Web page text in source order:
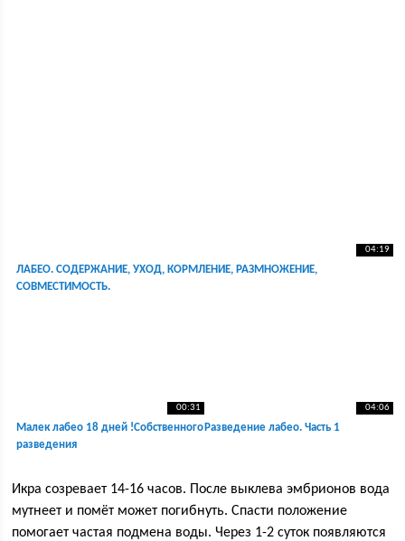
04:19
ЛАБЕО. СОДЕРЖАНИЕ, УХОД, КОРМЛЕНИЕ, РАЗМНОЖЕНИЕ,
СОВМЕСТИМОСТЬ.
00:31
Малек лабео 18 дней !Собственного
разведения
04:06
Разведение лабео. Часть 1
Икра созревает 14-16 часов. После выклева эмбрионов вода
мутнеет и помёт может погибнуть. Спасти положение
помогает частая подмена воды. Через 1-2 суток появляются